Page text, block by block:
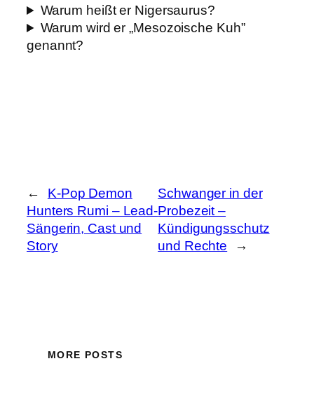
Warum heißt er Nigersaurus?
Warum wird er „Mesozoische Kuh”
genannt?
←
K-Pop Demon
Hunters Rumi – Lead-
Sängerin, Cast und
Story
Schwanger in der
Probezeit –
Kündigungsschutz
und Rechte
→
MORE POSTS